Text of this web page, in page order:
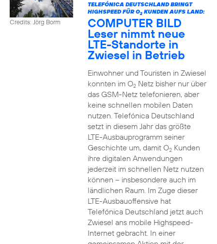
Credits: Jörg Borm
TELEFÓNICA DEUTSCHLAND BRINGT
HIGHSPEED FÜR O2KUNDEN AUFS LAND:
COMPUTER BILD
Leser nimmt neue
LTE-Standorte in
Zwiesel in Betrieb
Einwohner und Touristen in Zwiesel
konnten im O2Netz bisher nur über
das GSM-Netz telefonieren, aber
keine schnellen mobilen Daten
nutzen. Telefónica Deutschland
setzt in diesem Jahr das größte
LTE-Ausbauprogramm seiner
Geschichte um, damit O2Kunden
ihre digitalen Anwendungen
jederzeit im schnellen Netz nutzen
können – insbesondere auch im
ländlichen Raum. Im Zuge dieser
LTE-Ausbauoffensive hat
Telefónica Deutschland jetzt auch
Zwiesel ans mobile Highspeed-
Internet gebracht. In einer